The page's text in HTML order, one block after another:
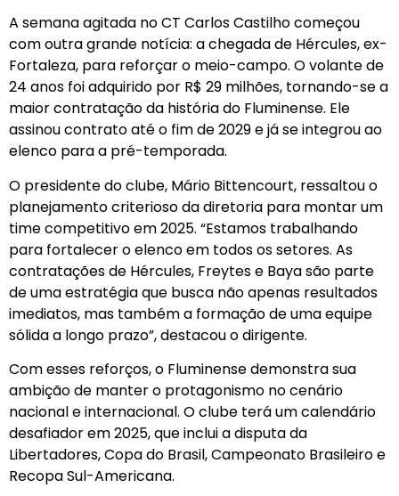
A semana agitada no CT Carlos Castilho começou
com outra grande notícia: a chegada de Hércules, ex-
Fortaleza, para reforçar o meio-campo. O volante de
24 anos foi adquirido por R$ 29 milhões, tornando-se a
maior contratação da história do Fluminense. Ele
assinou contrato até o fim de 2029 e já se integrou ao
elenco para a pré-temporada.
O presidente do clube, Mário Bittencourt, ressaltou o
planejamento criterioso da diretoria para montar um
time competitivo em 2025. “Estamos trabalhando
para fortalecer o elenco em todos os setores. As
contratações de Hércules, Freytes e Baya são parte
de uma estratégia que busca não apenas resultados
imediatos, mas também a formação de uma equipe
sólida a longo prazo”, destacou o dirigente.
Com esses reforços, o Fluminense demonstra sua
ambição de manter o protagonismo no cenário
nacional e internacional. O clube terá um calendário
desafiador em 2025, que inclui a disputa da
Libertadores, Copa do Brasil, Campeonato Brasileiro e
Recopa Sul-Americana.